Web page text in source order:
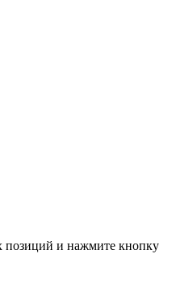
позиций и нажмите кнопку